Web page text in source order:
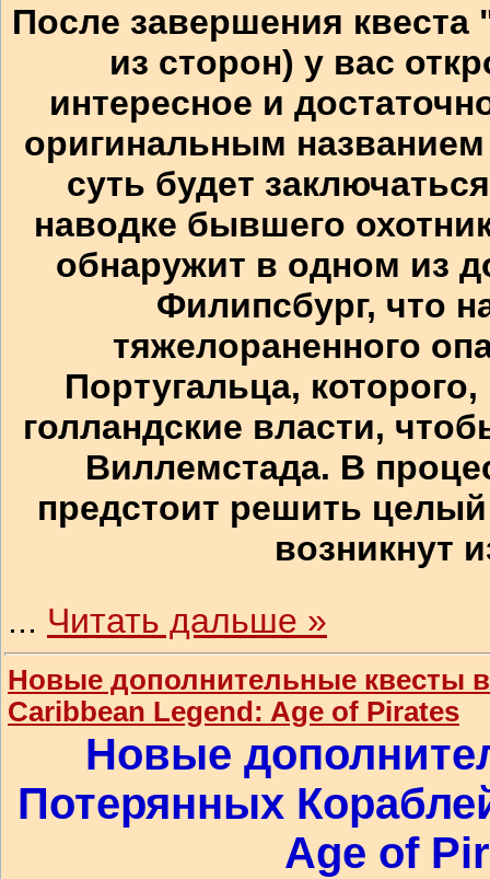
После завершения
из сторон) у вас
интересное и
оригинальным
суть будет
наводке бывшего
обнаружит в одном из
Филипсбург, что
тяжелораненного
Португальца,
голландские власти,
Виллемстада. В
предстоит решить
возникнут
... Читать дальше »
Новые дополнительные квесты
Caribbean Legend: Age of Pirates
Новые
Потерянных
Age of